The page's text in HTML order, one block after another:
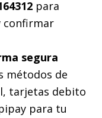
para
confirmar
segura
métodos de
tarjetas debito
para tu